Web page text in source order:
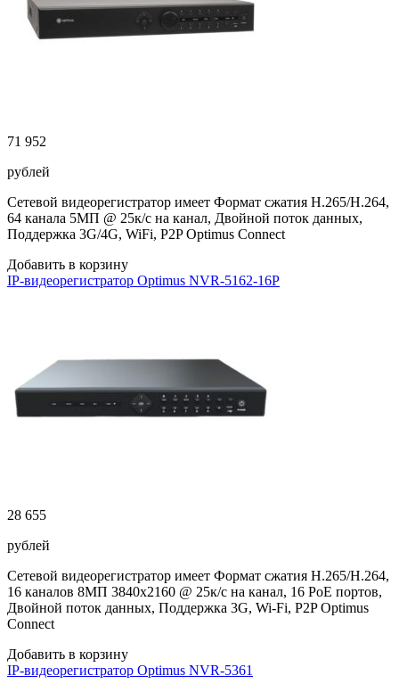
71 952
рублей
Сетевой видеорегистратор имеет Формат сжатия H.265/H.264,
64 канала 5МП @ 25к/с на канал, Двойной поток данных,
Поддержка 3G/4G, WiFi, P2P Optimus Connect
Добавить в корзину
IP-видеорегистратор Optimus NVR-5162-16P
28 655
рублей
Сетевой видеорегистратор имеет Формат сжатия H.265/H.264,
16 каналов 8МП 3840х2160 @ 25к/с на канал, 16 PoE портов,
Двойной поток данных, Поддержка 3G, Wi-Fi, P2P Optimus
Connect
Добавить в корзину
IP-видеорегистратор Optimus NVR-5361